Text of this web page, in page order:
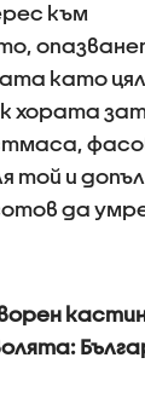
към
като
хората
той и
да